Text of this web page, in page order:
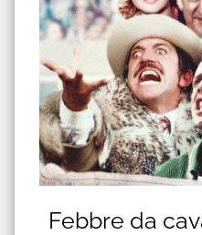
Febbre da